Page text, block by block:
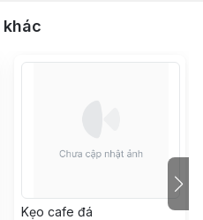
khác
Kẹo cafe đá